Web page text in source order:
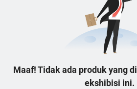
Maaf! Tidak ada produk yang
ekshibisi ini.